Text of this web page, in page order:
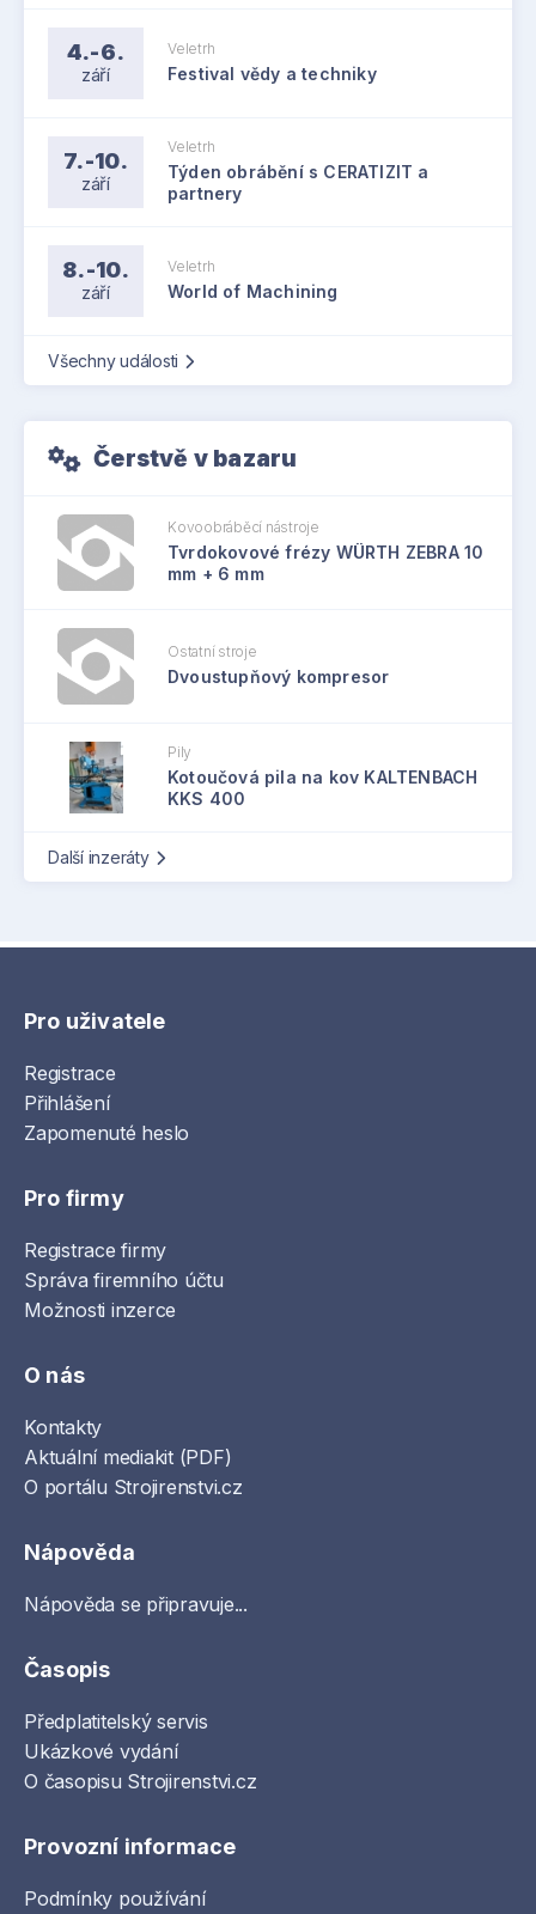
4.-6.
září
Veletrh
Festival vědy a techniky
7.-10.
září
Veletrh
Týden obrábění s CERATIZIT a
partnery
8.-10.
září
Veletrh
World of Machining
Všechny události
Čerstvě v bazaru
Kovoobráběcí nástroje
Tvrdokovové frézy WÜRTH ZEBRA 10
mm + 6 mm
Ostatní stroje
Dvoustupňový kompresor
Pily
Kotoučová pila na kov KALTENBACH
KKS 400
Další inzeráty
Pro uživatele
Registrace
Přihlášení
Zapomenuté heslo
Pro firmy
Registrace firmy
Správa firemního účtu
Možnosti inzerce
O nás
Kontakty
Aktuální mediakit (PDF)
O portálu Strojirenstvi.cz
Nápověda
Nápověda se připravuje...
Časopis
Předplatitelský servis
Ukázkové vydání
O časopisu Strojirenstvi.cz
Provozní informace
Podmínky používání